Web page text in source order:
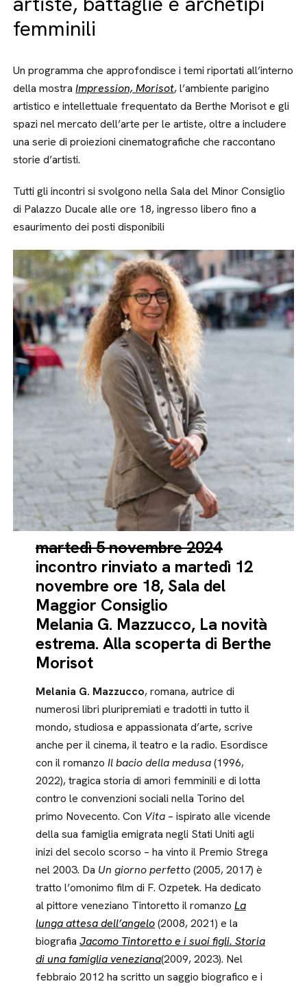
femminili
Un programma che approfondisce i temi riportati all’interno
della mostraImpression, Morisot, l’ambiente parigino
artistico e intellettuale frequentato da Berthe Morisot e gli
spazi nel mercato dell’arte per le artiste, oltre a includere
una serie di proiezioni cinematografiche che raccontano
storie d’artisti.
Tutti gli incontri si svolgono nella Sala del Minor Consiglio
di Palazzo Ducale alle ore 18, ingresso libero fino a
esaurimento dei posti disponibili
martedì 5 novembre 2024
incontro rinviato a martedì 12
novembre ore 18, Sala del
Maggior Consiglio
Melania G. Mazzucco, La novità
estrema. Alla scoperta di Berthe
Morisot
Melania G. Mazzucco, romana, autrice di
numerosi libri pluripremiati e tradotti in tutto il
mondo, studiosa e appassionata d’arte, scrive
anche per il cinema, il teatro e la radio. Esordisce
con il romanzo Il bacio della medusa(1996,
2022), tragica storia di amori femminili e di lotta
contro le convenzioni sociali nella Torino del
primo Novecento. Con Vita– ispirato alle vicende
della sua famiglia emigrata negli Stati Uniti agli
inizi del secolo scorso – ha vinto il Premio Strega
nel 2003. Da Un giorno perfetto(2005, 2017) è
tratto l’omonimo film di F. Ozpetek. Ha dedicato
al pittore veneziano Tintoretto il romanzo La
lunga attesa dell’angelo(2008, 2021) e la
biografia Jacomo Tintoretto e i suoi figli. Storia
di una famiglia veneziana(2009, 2023). Nel
febbraio 2012 ha scritto un saggio biografico e i